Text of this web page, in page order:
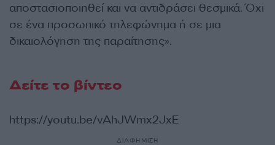
αποστασιοποιηθεί και να αντιδράσει θεσμικά. Όχι
σε ένα προσωπικό τηλεφώνημα ή σε μια
δικαιολόγηση της παραίτησης».
Δείτε το βίντεο
https://youtu.be/vAhJWmx2JxE
ΔΙΑΦΗΜΙΣΗ